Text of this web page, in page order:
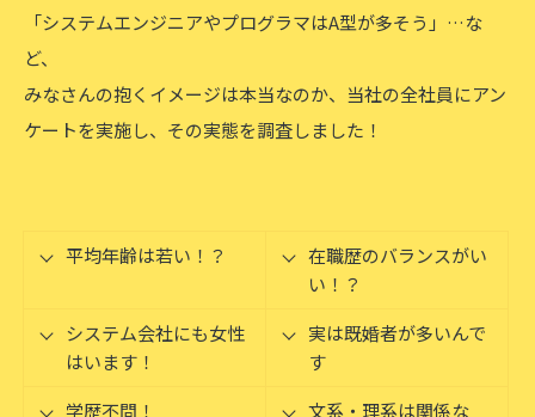
「システムエンジニアやプログラマはA型が多そう」…な
ど、
みなさんの抱くイメージは本当なのか、当社の全社員にアン
ケートを実施し、その実態を調査しました！
平均年齢は若い！？
在職歴のバランスがい
い！？
システム会社にも女性
はいます！
実は既婚者が多いんで
す
学歴不問！
文系・理系は関係な